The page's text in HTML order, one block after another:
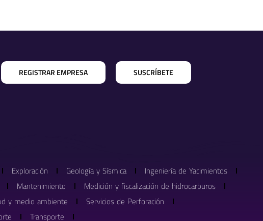
REGISTRAR EMPRESA SUSCRÍBETE
Exploración Geología y Sísmica
Ingeniería de Yacimientos
Mantenimiento
Medición y fiscalización de hidrocarburos
y medio ambiente
Servicios de Perforación
Transporte